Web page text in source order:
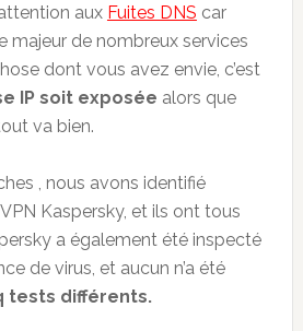
aux Fuites DNS car
majeur de nombreux services
dont vous avez envie, c’est
IP soit exposée alors que
va bien.
, nous avons identifié
Kaspersky, et ils ont tous
a également été inspecté
de virus, et aucun n’a été
tests différents.